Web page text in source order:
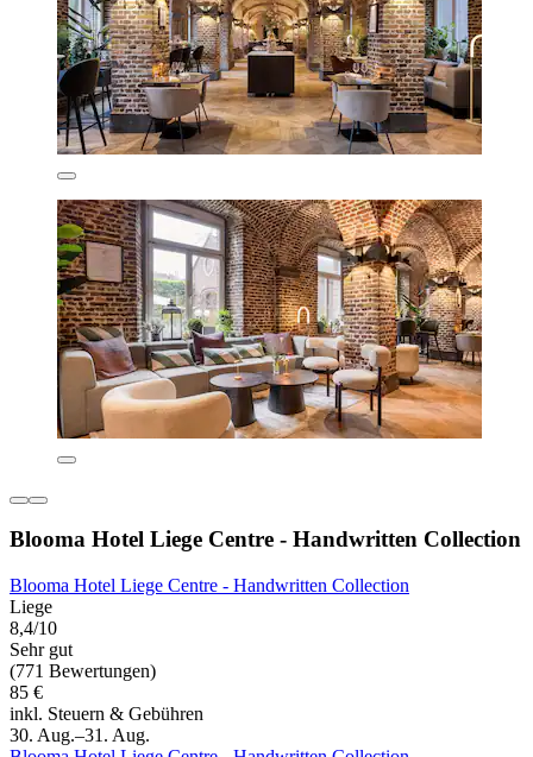
Blooma Hotel Liege Centre - Handwritten Collection
Blooma Hotel Liege Centre - Handwritten Collection
Liege
8,4/10
Sehr gut
(771 Bewertungen)
85 €
inkl. Steuern & Gebühren
30. Aug.–31. Aug.